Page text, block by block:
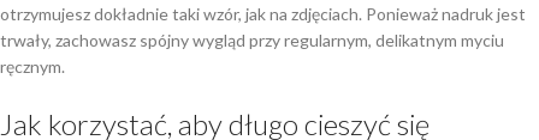
otrzymujesz dokładnie taki wzór, jak na zdjęciach. Ponieważ nadruk jest
trwały, zachowasz spójny wygląd przy regularnym, delikatnym myciu
ręcznym.
Jak korzystać, aby długo cieszyć się